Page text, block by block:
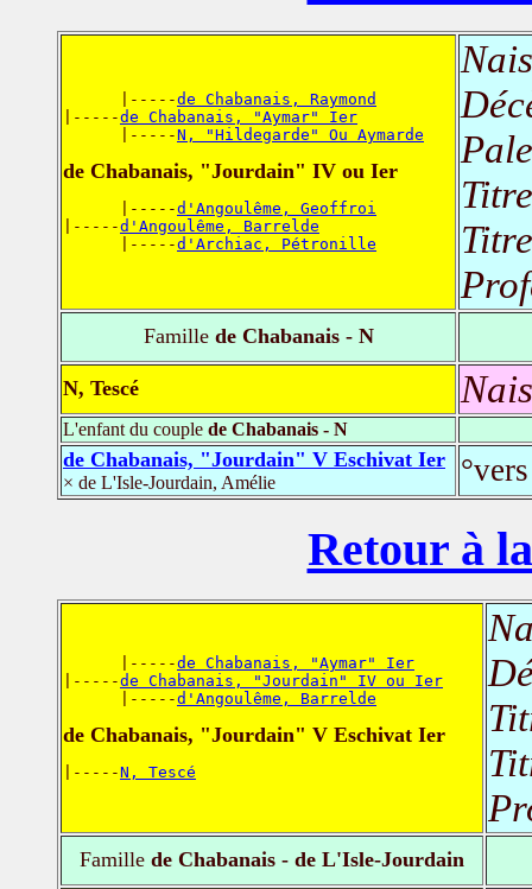
      |-----
de Chabanais, Raymond
|-----de Chabanais, "Aymar" Ier
      |-----
N, "Hildegarde" Ou Aymarde
de Chabanais, "Jourdain" IV ou Ier
      |-----
d'Angoulême, Geoffroi
|-----d'Angoulême, Barrelde
      |-----
d'Archiac, Pétronille
Famillede Chabanais - N
N, Tescé
L'enfant du couple de Chabanais - N
de Chabanais, "Jourdain" V Eschivat Ier
× de L'Isle-Jourdain, Amélie
Retour à
      |-----
de Chabanais, "Aymar" Ier
|-----de Chabanais, "Jourdain" IV ou Ier
      |-----
d'Angoulême, Barrelde
de Chabanais, "Jourdain" V Eschivat Ier
|-----N, Tescé
Famille de Chabanais - de L'Isle-Jourdain